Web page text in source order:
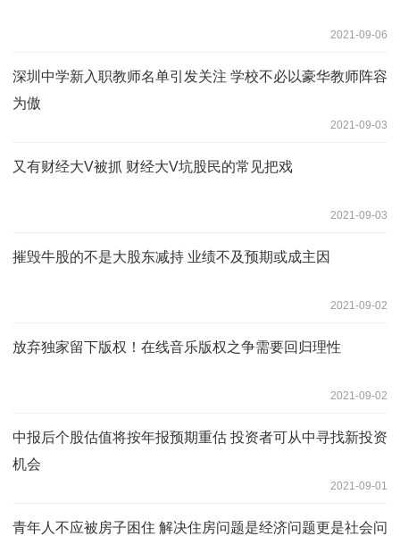
2021-09-06
深圳中学新入职教师名单引发关注 学校不必以豪华教师阵容
为傲
2021-09-03
又有财经大V被抓 财经大V坑股民的常见把戏
2021-09-03
摧毁牛股的不是大股东减持 业绩不及预期或成主因
2021-09-02
放弃独家留下版权！在线音乐版权之争需要回归理性
2021-09-02
中报后个股估值将按年报预期重估 投资者可从中寻找新投资
机会
2021-09-01
青年人不应被房子困住 解决住房问题是经济问题更是社会问